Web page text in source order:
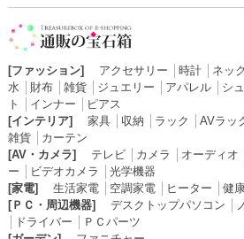
[ファッション] アクセサリー 時計│ ネッ
水
財布│ 雑貨│ ジュエリー アパレル│ シ
ト
インナー
ピアス
[インテリア]
家具│ 収納 ラック AVラッ
雑貨│ カーテン
[AV・カメラ]
テレビ│ カメラ オーディオ
ー
ビデオカメラ
光学機器
[家電]
生活家電│ 空調家電│ ヒーター 健
[ＰＣ・周辺機器]
デスクトップパソコン
ドライバー
ＰＣパーツ